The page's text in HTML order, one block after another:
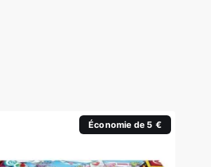
Économie de 5 €